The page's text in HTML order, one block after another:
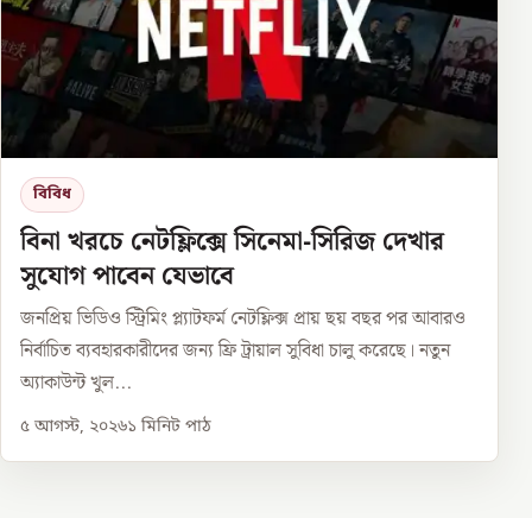
বিবিধ
বিনা খরচে নেটফ্লিক্সে সিনেমা-সিরিজ দেখার
সুযোগ পাবেন যেভাবে
জনপ্রিয় ভিডিও স্ট্রিমিং প্ল্যাটফর্ম নেটফ্লিক্স প্রায় ছয় বছর পর আবারও
নির্বাচিত ব্যবহারকারীদের জন্য ফ্রি ট্রায়াল সুবিধা চালু করেছে। নতুন
অ্যাকাউন্ট খুল...
৫ আগস্ট, ২০২৬১ মিনিট পাঠ